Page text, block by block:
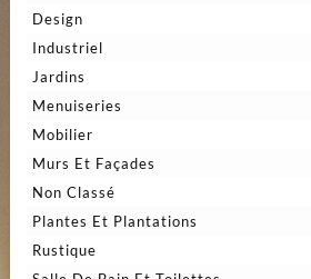
Design
Industriel
Jardins
Menuiseries
Mobilier
Murs Et Façades
Non Classé
Plantes Et Plantations
Rustique